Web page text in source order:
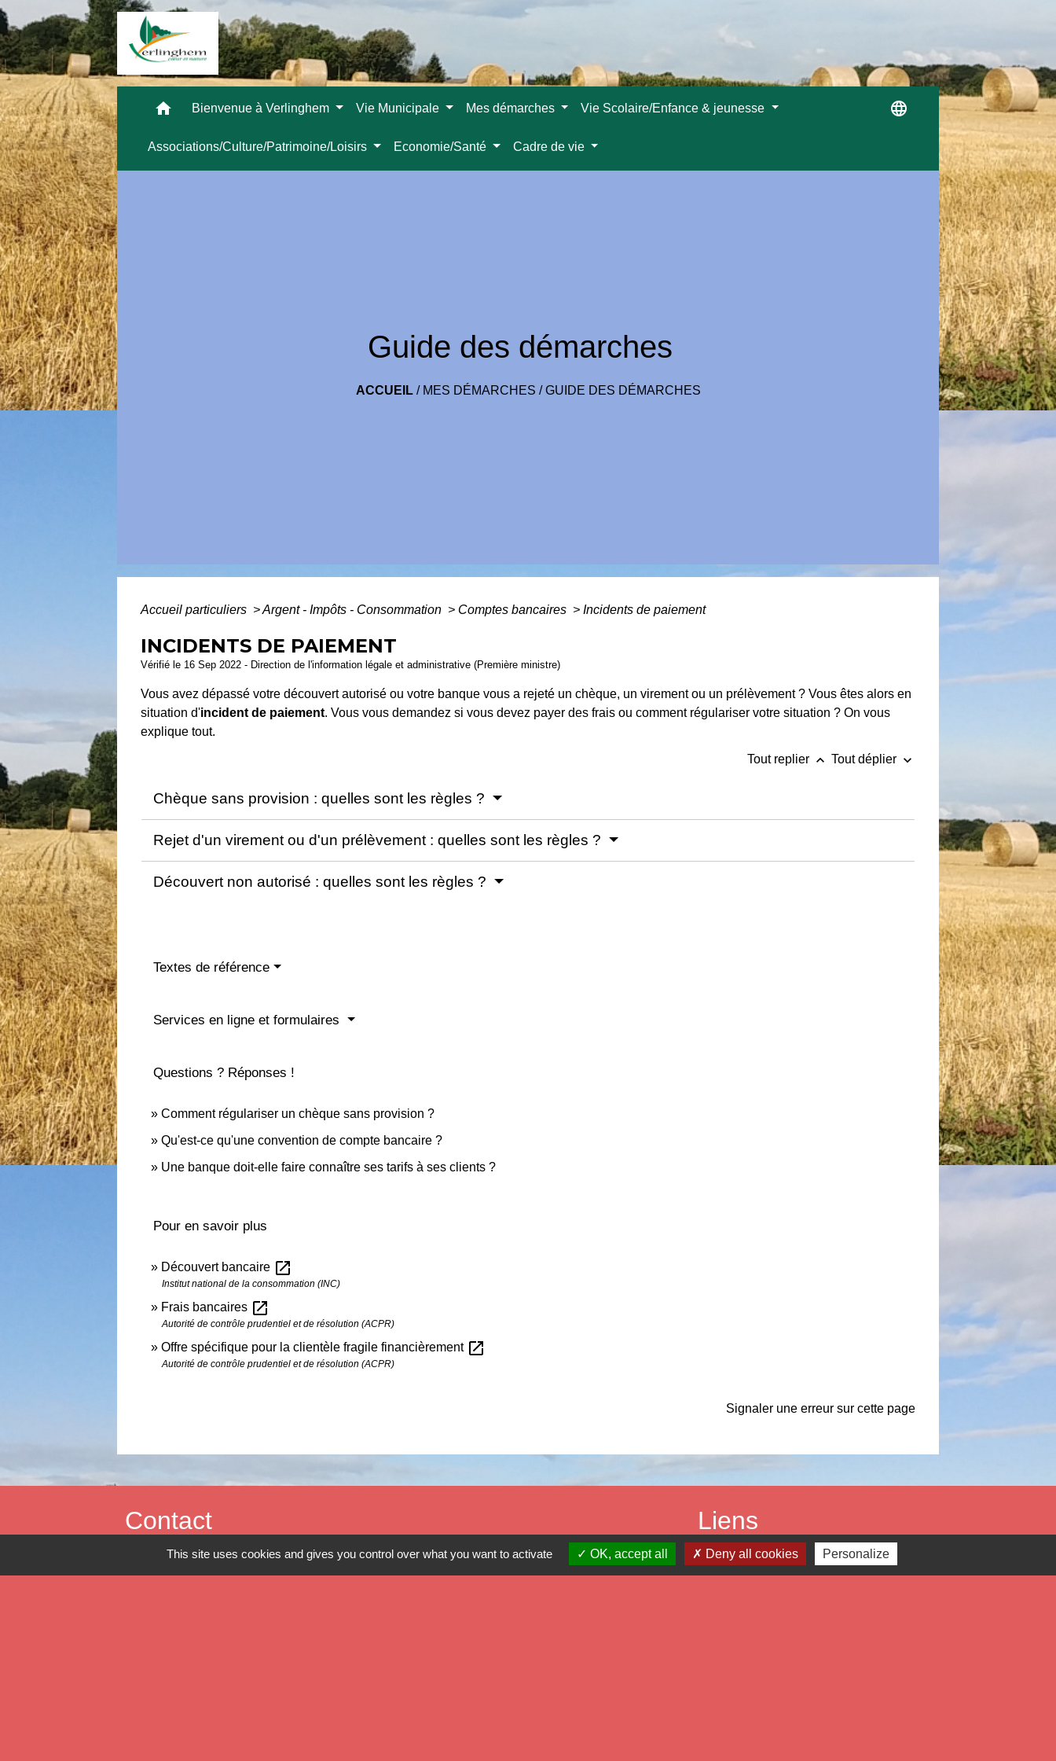
home Bienvenue à Verlinghem Vie Municipale Mes démarches Vie Scolaire/Enfance & jeunesse
Associations/Culture/Patrimoine/Loisirs Economie/Santé Cadre de vie
language
Guide des démarches
ACCUEIL/ MES DÉMARCHES /GUIDE DES DÉMARCHES
Accueil particuliers > Argent - Impôts - Consommation > Comptes bancaires > Incidents de paiement
INCIDENTS DE PAIEMENT
Vérifié le 16 Sep 2022 - Direction de l'information légale et administrative (Première ministre)
Vous avez dépassé votre découvert autorisé ou votre banque vous a rejeté un chèque, un virement ou un prélèvement ? Vous êtes alors en
situation d'incident de paiement. Vous vous demandez si vous devez payer des frais ou comment régulariser votre situation ? On vous
explique tout.
Tout replier keyboard_arrow_up Tout déplier keyboard_arrow_down
Chèque sans provision : quelles sont les règles ?
Rejet d'un virement ou d'un prélèvement : quelles sont les règles ?
Découvert non autorisé : quelles sont les règles ?
Textes de référence
Services en ligne et formulaires
Questions ? Réponses !
Comment régulariser un chèque sans provision ?
Qu'est-ce qu'une convention de compte bancaire ?
Une banque doit-elle faire connaître ses tarifs à ses clients ?
Pour en savoir plus
Découvert bancaire open_in_new
Institut national de la consommation (INC)
Frais bancaires open_in_new
Autorité de contrôle prudentiel et de résolution (ACPR)
Offre spécifique pour la clientèle fragile financièrement open_in_new
Autorité de contrôle prudentiel et de résolution (ACPR)
Signaler une erreur sur cette page
Contact
Commune de Verlinghem
Hôtel de Ville - 1 place Jacques Chirac
Liens
Métropole Européenne de Lille
This site uses cookies and gives you control over what you want to activate OK, accept all Deny all cookies Personalize